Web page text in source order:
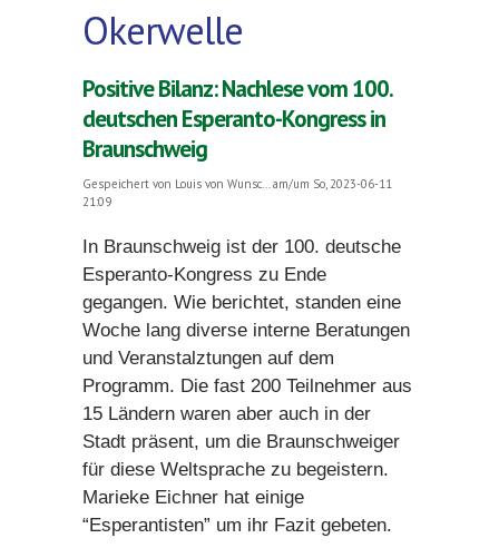
Okerwelle
Positive Bilanz: Nachlese vom 100.
deutschen Esperanto-Kongress in
Braunschweig
Gespeichert von Louis von Wunsc...
am/um So, 2023-06-11
21:09
In Braunschweig ist der 100. deutsche
Esperanto-Kongress zu Ende
gegangen. Wie berichtet, standen eine
Woche lang diverse interne Beratungen
und Veranstalztungen auf dem
Programm. Die fast 200 Teilnehmer aus
15 Ländern waren aber auch in der
Stadt präsent, um die Braunschweiger
für diese Weltsprache zu begeistern.
Marieke Eichner hat einige
“Esperantisten” um ihr Fazit gebeten.